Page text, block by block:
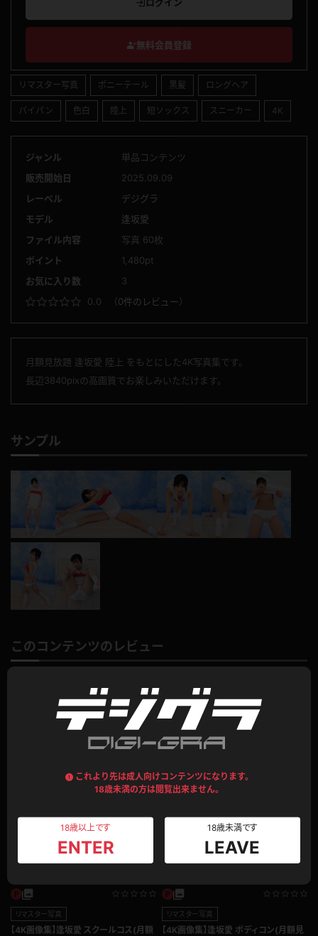
これより先は成人向けコンテンツになります。
18歳未満の方は閲覧出来ません。
18歳以上です
ENTER
18歳未満です
LEAVE
リマスター写真 ポニーテール 黒髪 ロングヘア
パイパン 色白 陸上 短ソックス スニーカー 4K
ジャンル
単品コンテンツ
販売開始日
2025.09.09
レーベル
デジグラ
モデル
逢坂愛
ファイル内容
写真 60枚
ポイント
1,480pt
お気に入り数
3
0.0
（0件のレビュー）
月額見放題 逢坂愛 陸上 をもとにした4K写真集です。
長辺3840pixの高画質でお楽しみいただけます。
無料会員登録
サンプル
このコンテンツのレビュー
レビュー投稿
このモデルの別のコンテンツ
リマスター写真
【4K画像集】逢坂愛 スクールコス(月額
リマスター写真
【4K画像集】逢坂愛 ボディコン(月額見